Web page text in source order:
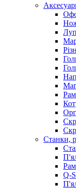
Станки,
Q-